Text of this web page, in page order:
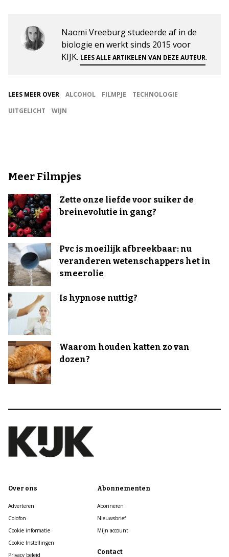
Naomi Vreeburg studeerde af in de
biologie en werkt sinds 2015 voor
KIJK. LEES ALLE ARTIKELEN VAN DEZE AUTEUR.
LEES MEER OVER ALCOHOL FILMPJE
TECHNOLOGIE
UITGELICHT
WIJN
Meer Filmpjes
Zette onze liefde voor suiker de
breinevolutie in gang?
Pvc is moeilijk afbreekbaar: nu
veranderen wetenschappers het in
smeerolie
Is hypnose nuttig?
Waarom houden katten zo van
dozen?
Over ons
Adverteren
Colofon
Cookie informatie
Cookie Instellingen
Privacy beleid
Abonnementen
Abonneren
Nieuwsbrief
Mijn account
Contact